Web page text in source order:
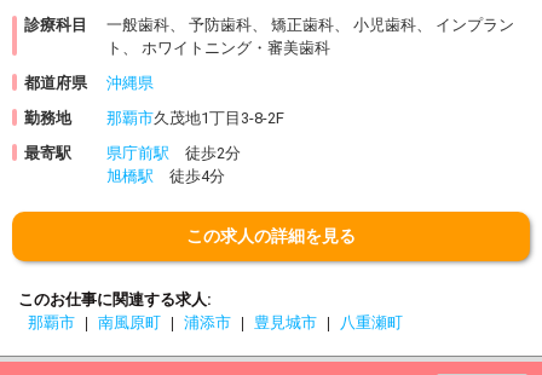
診療科目
一般歯科、 予防歯科、 矯正歯科、 小児歯科、 インプラン
ト、 ホワイトニング・審美歯科
都道府県
沖縄県
勤務地
那覇市久茂地1丁目3-8-2F
最寄駅
県庁前駅 徒歩2分
旭橋駅 徒歩4分
この求人の詳細を見る
このお仕事に関連する求人
那覇市
南風原町 浦添市 豊見城市 八重瀬町